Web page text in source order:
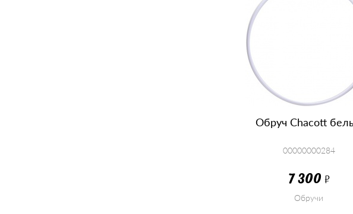
Обруч Сhacott
00000000284
7 300Р
Обручи